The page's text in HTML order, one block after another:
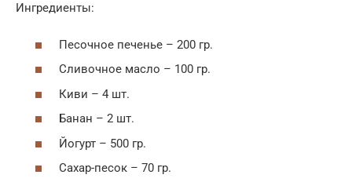
Ингредиенты:
Песочное печенье – 200 гр.
Сливочное масло – 100 гр.
Киви – 4 шт.
Банан – 2 шт.
Йогурт – 500 гр.
Сахар-песок – 70 гр.